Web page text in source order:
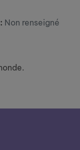
Non renseigné